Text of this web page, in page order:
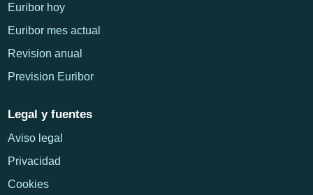
Euribor hoy
Euribor mes actual
Revision anual
Prevision Euribor
Legal y fuentes
Aviso legal
Privacidad
Cookies